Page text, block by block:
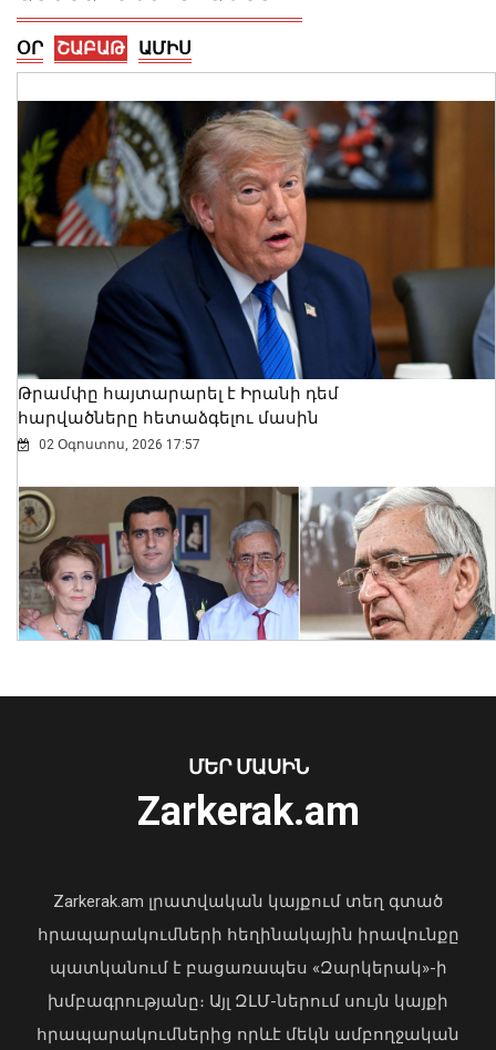
2026-ի առաջին կիսամյակում
բարելավվել են հարկային
կարգապահության ցուցանիշները.
ՊԵԿ
07 Օգոստոս, 2026 16:08
Դիլիջանում աշակերտների և
ուսանողների համար
ներհամայնքային տրանսպորտը
ՕՐ ՇԱԲԱԹ ԱՄԻՍ
Թրամփը հայտարարել է Իրանի դեմ
հարվածները հետաձգելու մասին
02 Օգոստոս, 2026 17:57
«Պարտվեցինք դաժան հիվանդության
04 Օգոստոս, 2026 19:12
ՄԵՐ ՄԱՍԻՆ
Zarkerak.am
Zarkerak.am լրատվական կայքում տեղ գտած
հրապարակումների հեղինակային իրավունքը
պատկանում է բացառապես «Զարկերակ»-ի
խմբագրությանը։ Այլ ԶԼՄ-ներում սույն կայքի
հրապարակումներից որևէ մեկն ամբողջական